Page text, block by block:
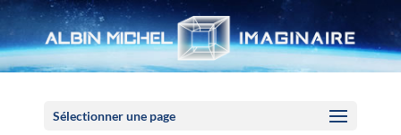
Sélectionner une page
Panneau de gestion des cookies